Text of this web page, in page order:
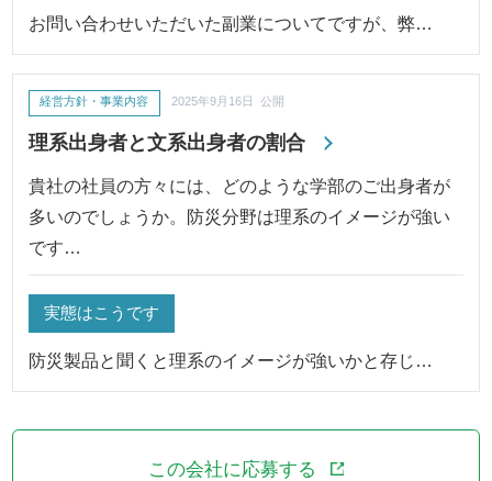
お問い合わせいただいた副業についてですが、弊…
理系出身者と文系出身者の割合
経営方針・事業内容 2025年9月16日 公開
貴社の社員の方々には、どのような学部のご出身者が
多いのでしょうか。防災分野は理系のイメージが強い
です…
実態はこうです
防災製品と聞くと理系のイメージが強いかと存じ…
この会社に応募する